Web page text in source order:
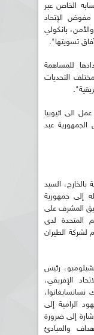
الخاص عبر
الإتحاد
بانكولي
تسويتها".
للمساهمة
التحديات
الى اثيوبيا
عبد
بالخارج، السيد
إلى جمهورية
المشرف على
المتحدة لدى
لشركة الطيران
رئيس
الإفريقي،
الرامية إلى
إلى ضرورة
والمبادئ